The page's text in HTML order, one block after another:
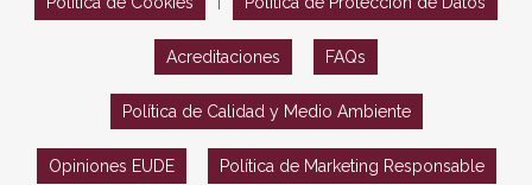
Acreditaciones FAQs
Política de Calidad y Medio Ambiente
Opiniones EUDE Política de Marketing Responsable